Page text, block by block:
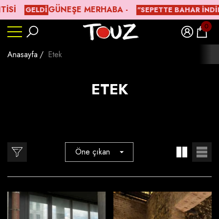
GELDİㅤGÜNEŞE MERHABA - "SEPETTE BAHAR
0
0
ürün
Anasayfa Etek
ETEK
Öne çıkan